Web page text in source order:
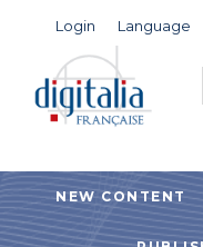
Login Language
NEW CONTENT